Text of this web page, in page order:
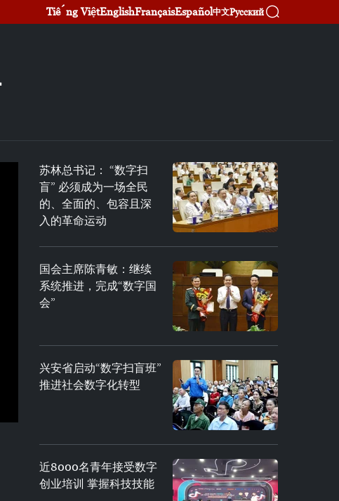
Tiếng ViệtEnglishFrançaisEspañol中文Русский
苏林总书记： “数字扫
盲” 必须成为一场全民
的、全面的、包容且深
入的革命运动
国会主席陈青敏：继续
系统推进，完成“数字国
会”
兴安省启动“数字扫盲班”
推进社会数字化转型
近8000名青年接受数字
创业培训 掌握科技技能